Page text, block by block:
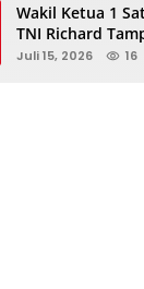
Wakil Ketua 1
TNI Richard
Padang
Juli 15, 2026 16